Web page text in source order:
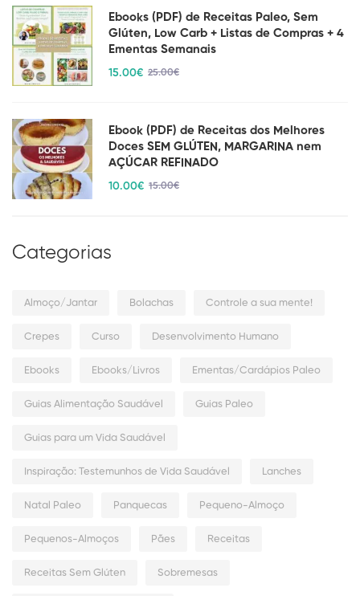
Ebooks (PDF) de Receitas Paleo, Sem
Glúten, Low Carb + Listas de Compras + 4
Ementas Semanais
15.00€ 25.00€
Ebook (PDF) de Receitas dos Melhores
Doces SEM GLÚTEN, MARGARINA nem
AÇÚCAR REFINADO
10.00€ 15.00€
Categorias
Almoço/Jantar Bolachas Controle a sua mente!
Crepes Curso Desenvolvimento Humano
Ebooks Ebooks/Livros Ementas/Cardápios Paleo
Guias Alimentação Saudável Guias Paleo
Guias para um Vida Saudável
Inspiração: Testemunhos de Vida Saudável Lanches
Natal Paleo Panquecas Pequeno-Almoço
Pequenos-Almoços Pães Receitas
Receitas Sem Glúten Sobremesas